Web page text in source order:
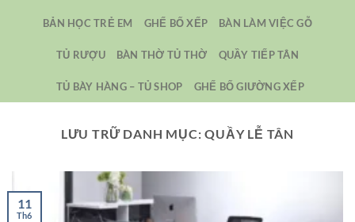
BẢN HỌC TRẺ EM GHẾ BỐ XẾP BÀN LÀM VIỆC GỖ
TỦ RƯỢU BÀN THỜ TỦ THỜ QUẦY TIẾP TÂN
TỦ BÀY HÀNG – TỦ SHOP GHẾ BỐ GIƯỜNG XẾP
LƯU TRỮ DANH MỤC:QUẦY LỄ TÂN
11
Th6